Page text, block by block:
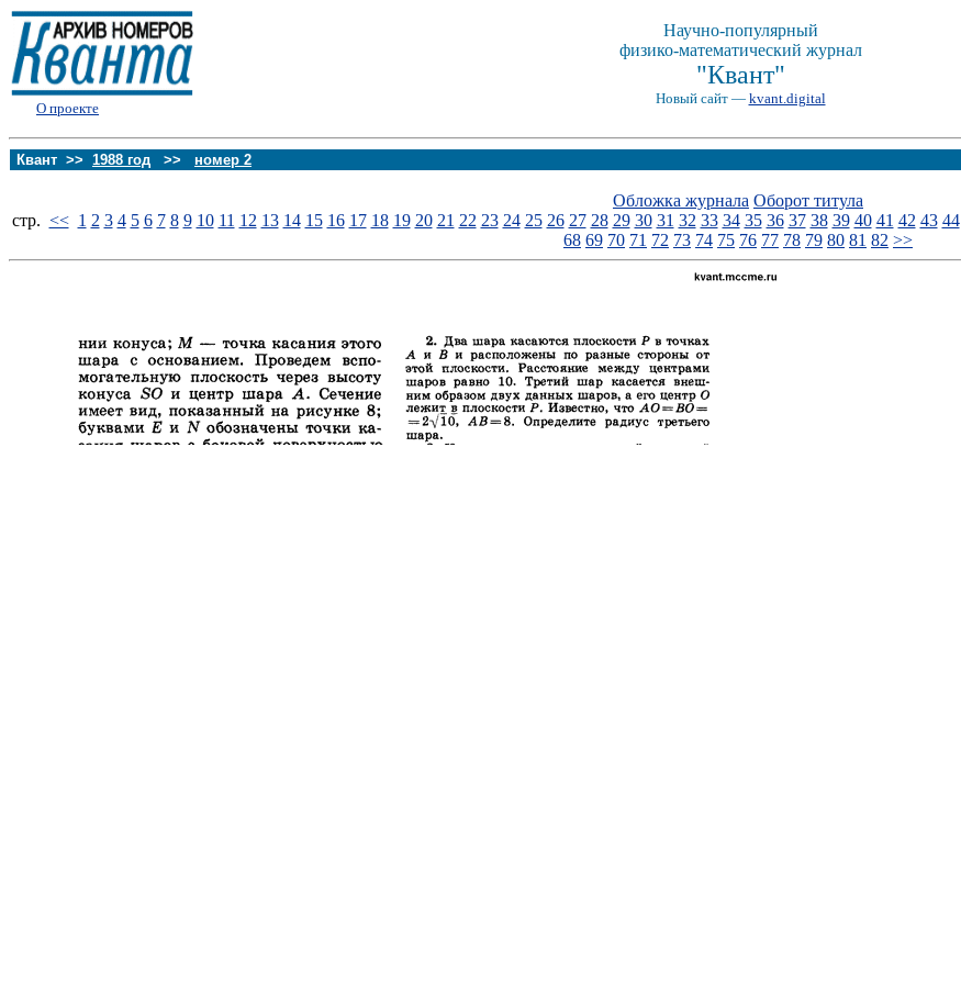
О проекте
Научно-популярный
физико-математический журнал
"Квант"
Новый сайт — kvant.digital
Квант >> 1988 год >> номер 2
Обложка журнала Оборот титула
стp. << 1 2 3 4 5 6 7 8 9 10 11 12 13 14 15 16 17 18 19 20 21 22 23 24 25 26 27 28 29 30 31 32 33 34 35 36 37 38 39 40 41 42 43 44
68 69 70 71 72 73 74 75 76 77 78 79 80 81 82 >>